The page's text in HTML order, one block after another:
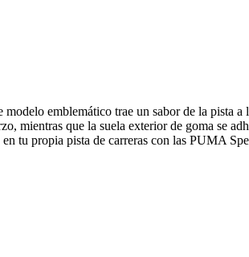
emblemático trae un sabor de la pista
mientras que la suela exterior de goma se
tu propia pista de carreras con las PUMA